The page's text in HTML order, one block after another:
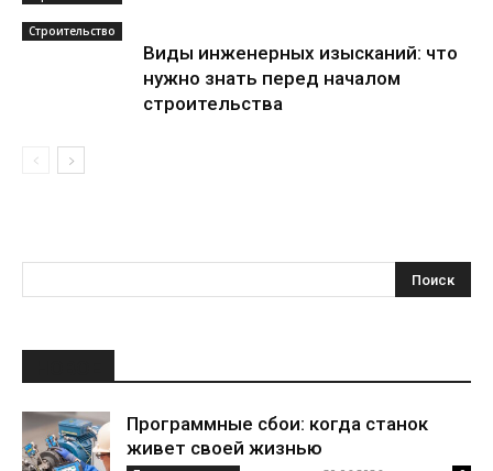
Строительство
Виды инженерных изысканий: что
нужно знать перед началом
строительства
Программные сбои: когда станок
живет своей жизнью